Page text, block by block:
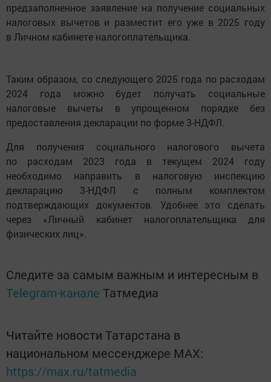
предзаполненное заявление на получение социальных
налоговых вычетов и разместит его уже в 2025 году
в Личном кабинете налогоплательщика.
Таким образом, со следующего 2025 года по расходам
2024 года можно будет получать социальные
налоговые вычеты в упрощенном порядке без
предоставления декларации по форме 3-НДФЛ.
Для получения социального налогового вычета
по расходам 2023 года в текущем 2024 году
необходимо направить в налоговую инспекцию
декларацию 3-НДФЛ с полным комплектом
подтверждающих документов. Удобнее это сделать
через «Личный кабинет налогоплательщика для
физических лиц».
Следите за самым важным и интересным в
Telegram-канале Татмедиа
Читайте новости Татарстана в
национальном мессенджере MАХ:
https://max.ru/tatmedia